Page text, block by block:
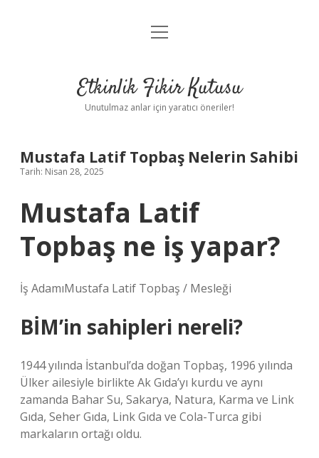
Anasayfa
Yasal Uyarı
menüyü
Etkinlik Fikir Kutusu
Unutulmaz anlar için yaratıcı öneriler!
Mustafa Latif Topbaş Nelerin Sahibi
Tarih: Nisan 28, 2025
Mustafa Latif
Topbaş ne iş yapar?
İş AdamıMustafa Latif Topbaş / Mesleği
BİM’in sahipleri nereli?
1944 yılında İstanbul’da doğan Topbaş, 1996 yılında
Ülker ailesiyle birlikte Ak Gıda’yı kurdu ve aynı
zamanda Bahar Su, Sakarya, Natura, Karma ve Link
Gıda, Seher Gıda, Link Gıda ve Cola-Turca gibi
markaların ortağı oldu.